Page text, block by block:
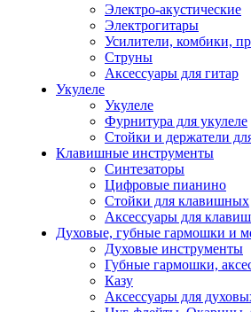
Электро-акустические
Электрогитары
Усилители, комбики,
Струны
Аксессуары для гитар
Укулеле
Укулеле
Фурнитура для укулеле
Стойки и держатели
Клавишные инструменты
Синтезаторы
Цифровые пианино
Стойки для клавишных
Аксессуары для
Духовые, губные гармошки и
Духовые инструменты
Губные гармошки,
Казу
Аксессуары для